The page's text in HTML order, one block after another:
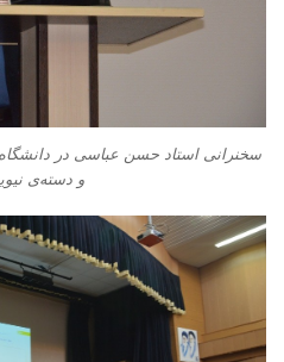
سخنرانی استاد حسن عباسی در
و دسته‌‌ی